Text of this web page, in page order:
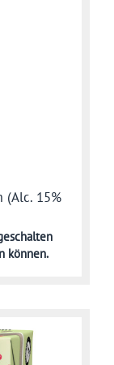
(Alc. 15%
können.